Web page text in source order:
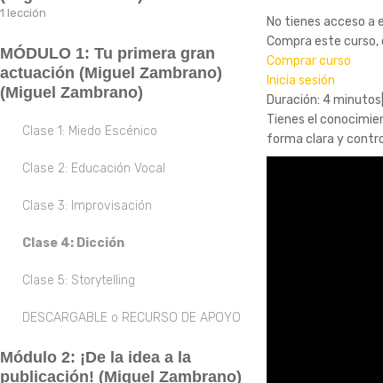
1 lección
MÓDULO 1: Tu primera gran
actuación (Miguel Zambrano)
(Miguel Zambrano)
Clase 1: Miedo Escénico
Clase 2: Educación Vocal
Clase 3: Improvisación
Clase 4: Dicción
Clase 5: Storytelling
DESCARGABLE o RECURSO DE APOYO
Módulo 2: ¡De la idea a la
publicación! (Miguel Zambrano)
No tienes acceso a
Compra este curso,
Comprar curso
Inicia sesión
Duración: 4 minutos
Tienes el
forma clara y